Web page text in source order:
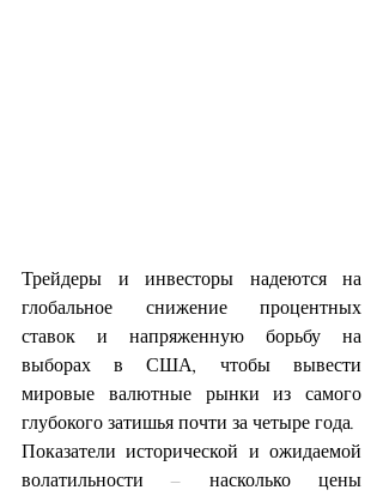
Трейдеры и инвесторы надеются на
глобальное снижение процентных
ставок и напряженную борьбу на
выборах в США, чтобы вывести
мировые валютные рынки из самого
глубокого затишья почти за четыре года.
Показатели исторической и ожидаемой
волатильности – насколько цены